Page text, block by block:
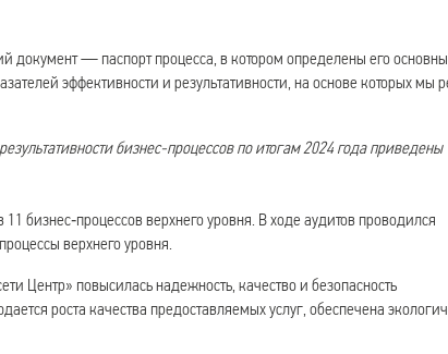
документ — паспорт процесса, в котором определены его
эффективности и результативности, на основе которых мы
бизнес-процессов по итогам 2024 года приведены
бизнес‑процессов верхнего уровня. В ходе аудитов проводился
верхнего уровня.
Центр» повысилась надежность, качество и безопасность
роста качества предоставляемых услуг, обеспечена